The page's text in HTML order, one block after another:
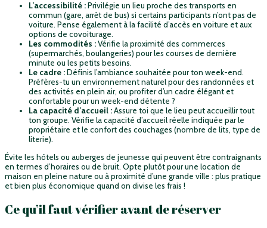
L’accessibilité :Privilégie un lieu proche des transports en
commun (gare, arrêt de bus) si certains participants n’ont pas de
voiture. Pense également à la facilité d’accès en voiture et aux
options de covoiturage.
Les commodités :Vérifie la proximité des commerces
(supermarchés, boulangeries) pour les courses de dernière
minute ou les petits besoins.
Le cadre :Définis l’ambiance souhaitée pour ton week-end.
Préfères-tu un environnement naturel pour des randonnées et
des activités en plein air, ou profiter d’un cadre élégant et
confortable pour un week-end détente ?
La capacité d’accueil :Assure toi que le lieu peut accueillir tout
ton groupe. Vérifie la capacité d’accueil réelle indiquée par le
propriétaire et le confort des couchages (nombre de lits, type de
literie).
Évite les hôtels ou auberges de jeunesse qui peuvent être contraignants
en termes d’horaires ou de bruit. Opte plutôt pour une location de
maison en pleine nature ou à proximité d’une grande ville : plus pratique
et bien plus économique quand on divise les frais !
Ce qu’il faut vérifier avant de réserver